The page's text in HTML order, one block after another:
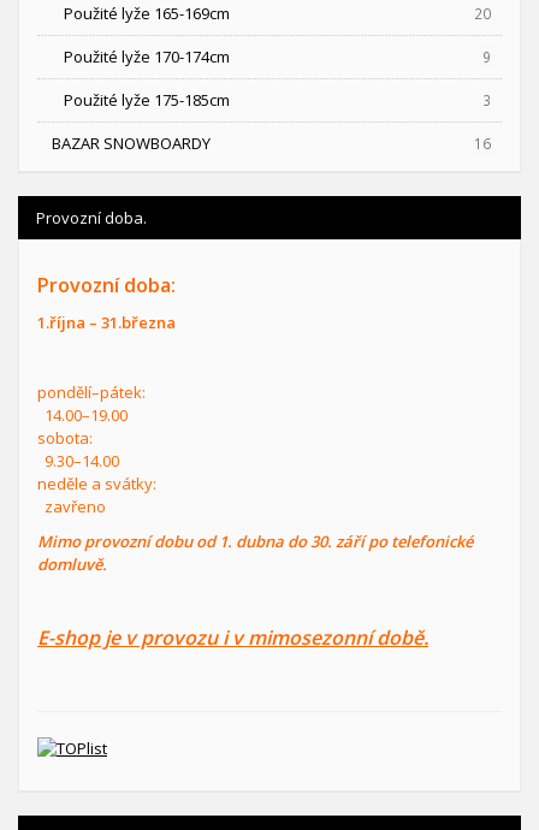
Použité lyže 165-169cm 20
Použité lyže 170-174cm 9
Použité lyže 175-185cm 3
BAZAR SNOWBOARDY 16
Provozní doba.
Provozní doba:
1.října – 31.března
pondělí–pátek:
14.00–19.00
sobota:
9.30–14.00
neděle a svátky:
zavřeno
Mimo provozní dobu od 1. dubna do 30. září po telefonické
domluvě.
E-shop je v provozu i v mimosezonní době.